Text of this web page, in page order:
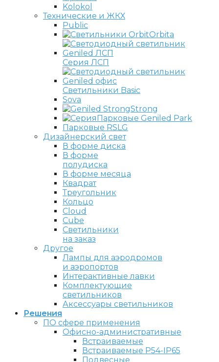
Kolokol
Технические и ЖКХ
Public
Orbita
Серия ЛСП
Светильники Basic
Sova
Strong
Парковые Geniled Park
Парковые RSLG
Дизайнерский свет
В форме диска
В форме
полудиска
В форме месяца
Квадрат
Треугольник
Кольцо
Cloud
Cube
Светильники
на заказ
Другое
Лампы для аэродромов
и аэропортов
Интерактивные лавки
Комплектующие
светильников
Аксессуары светильников
Решения
ПО сфере применения
Офисно-административные
Встраиваемые
Встраиваемые P54-IP65
Подвесные